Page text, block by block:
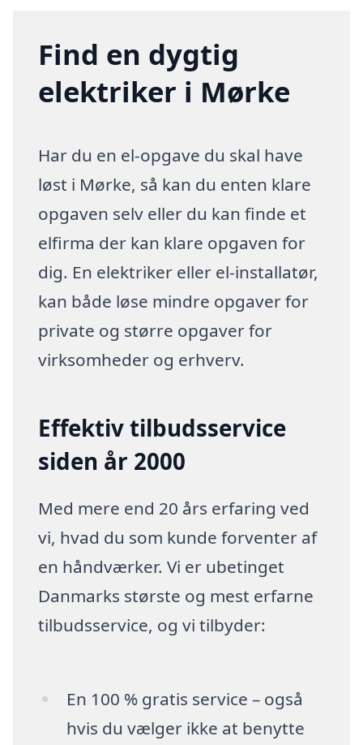
Find en dygtig
elektriker i Mørke
Har du en el-opgave du skal have
løst i Mørke, så kan du enten klare
opgaven selv eller du kan finde et
elfirma der kan klare opgaven for
dig. En elektriker eller el-installatør,
kan både løse mindre opgaver for
private og større opgaver for
virksomheder og erhverv.
Effektiv tilbudsservice
siden år 2000
Med mere end 20 års erfaring ved
vi, hvad du som kunde forventer af
en håndværker. Vi er ubetinget
Danmarks største og mest erfarne
tilbudsservice, og vi tilbyder:
En 100 % gratis service – også
hvis du vælger ikke at benytte